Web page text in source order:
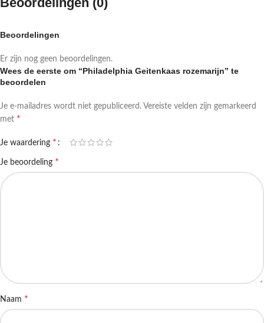
Beoordelingen
Er zijn nog geen beoordelingen.
Wees de eerste om “Philadelphia Geitenkaas rozemarijn” te
beoordelen
Je e-mailadres wordt niet gepubliceerd. Vereiste velden zijn gemarkeerd
met *
Je waardering *
Je beoordeling *
Naam *